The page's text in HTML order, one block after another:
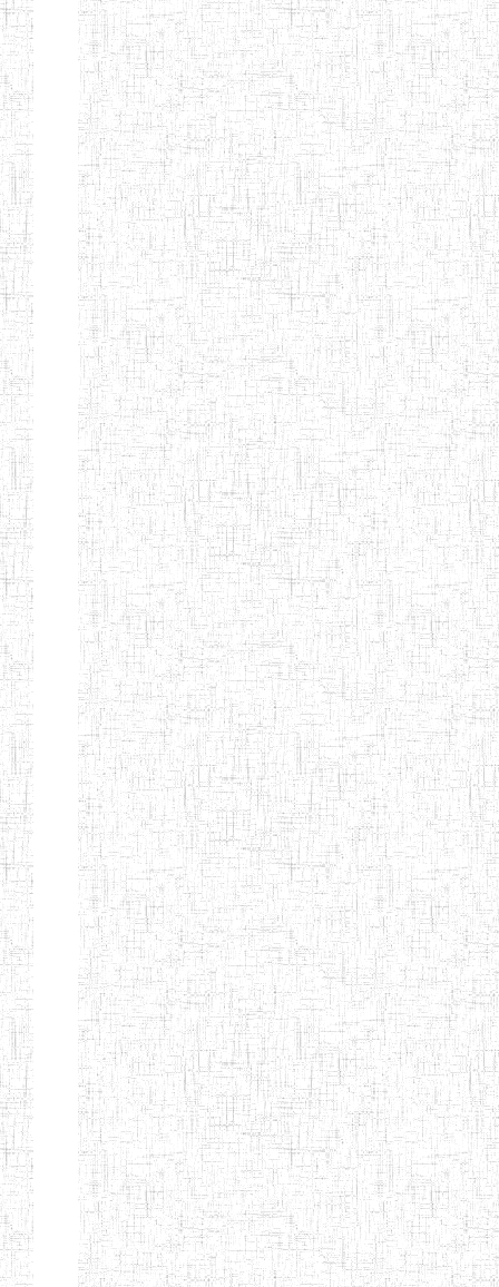
Denomination Création Type Nature
Afficher Page 13 sur 13 Total: 307
Début Préc. 4 5 6 7 8
9
13
Suivant Fin
GTTC
BANGEM
08/12/1997 ENIEG Public
GTTC
FONTEM
25/09/2000 ENIEG Public
GTTC
MAMFE
03/11/1983 ENIEG Public
GBTTC
KUMBA
25/08/1978 ENIEG Public
GTTTC
KUMBA
13/08/2013 ENIET Public
GTTC AKWA-
BAKASSI
27/08/2013 ENIEG Public
GTTC
MUNDEMBA
01/08/1997 ENIEG Public
Etablissements
d'enseignement
secondaire
technique
et
professionnel